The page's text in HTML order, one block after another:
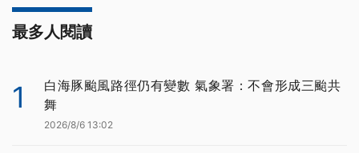
最多人閱讀
1
白海豚颱風路徑仍有變數 氣象署：不會形成三颱共
舞
2026/8/6 13:02